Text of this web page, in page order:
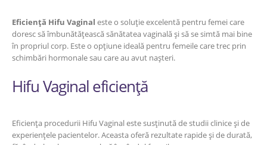
Eficiență Hifu Vaginal este o soluție excelentă pentru femei care
doresc să îmbunătățească sănătatea vaginală și să se simtă mai bine
în propriul corp. Este o opțiune ideală pentru femeile care trec prin
schimbări hormonale sau care au avut nașteri.
Hifu Vaginal eficiență
Eficiența procedurii Hifu Vaginal este susținută de studii clinice și de
experiențele pacientelor. Aceasta oferă rezultate rapide și de durată,